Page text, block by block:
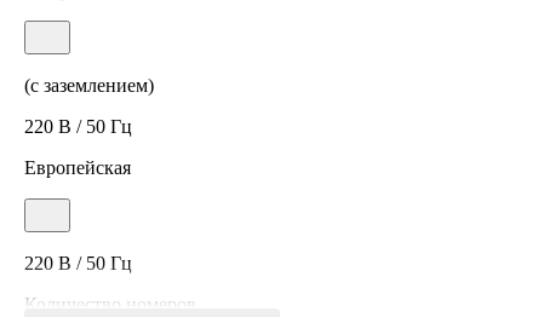
(с заземлением)
220 В / 50 Гц
Европейская
220 В / 50 Гц
Количество номеров